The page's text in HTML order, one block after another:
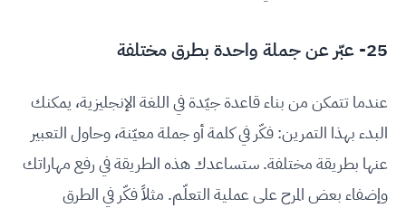
25- عبّر عن جملة واحدة بطرق مختلفة
عندما تتمكن من بناء قاعدة جيّدة في اللغة الإنجليزية، يمكنك
البدء بهذا التمرين: فكّر في كلمة أو جملة معيّنة، وحاول التعبير
عنها بطريقة مختلفة. ستساعدك هذه الطريقة في رفع مهاراتك
وإضفاء بعض المرح على عملية التعلّم. مثلاً فكّر في الطرق